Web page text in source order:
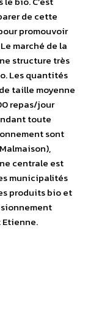
de cette
promouvoir
marché de la
structure très
Les quantités
taille moyenne
repas/jour
toute
sont
centrale est
municipalités
produits bio et
Etienne.